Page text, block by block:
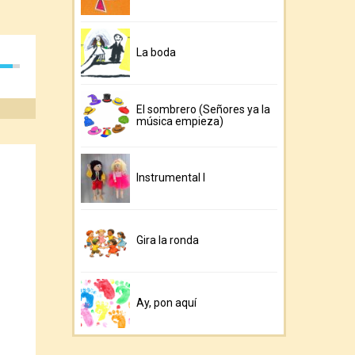
La boda
El sombrero (Señores ya la
música empieza)
Instrumental I
Gira la ronda
Ay, pon aquí